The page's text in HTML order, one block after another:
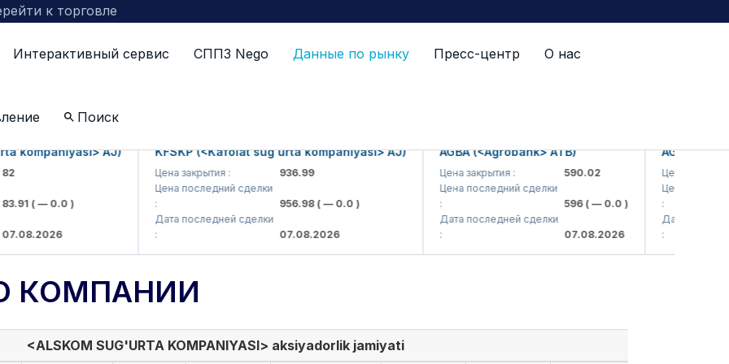
к торговле
Интерактивный сервис СППЗ Nego Данные по рынку Пресс-центр О нас
Поиск
AJ)
( — 0.0 )
KFSKP (<Kafolat sug'urta kompaniyasi> AJ)
Цена закрытия :
936.99
Цена последний сделки
956.98( — 0.0 )
Дата последней сделки
07.08.2026
AGBA (<Agrobank> ATB)
Цена закрытия :
590.02
Цена последний сделки
596( — 0.0 )
Дата последней сделки
07.08.2026
AGBAP
Цена закрытия :
Цена последний
Дата последней
КОМПАНИИ
<ALSKOM SUG'URTA KOMPANIYASI> aksiyadorlik jamiyati